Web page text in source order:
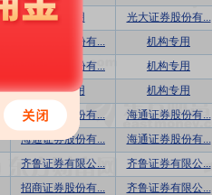
机构专用 光大证券股份有...
中信证券股份有... 机构专用
海通证券股份有... 机构专用
机构专用 机构专用
海通证券股份有... 海通证券股份有...
海通证券股份有... 海通证券股份有...
齐鲁证券有限公... 齐鲁证券有限公...
招商证券股份有... 齐鲁证券有限公...